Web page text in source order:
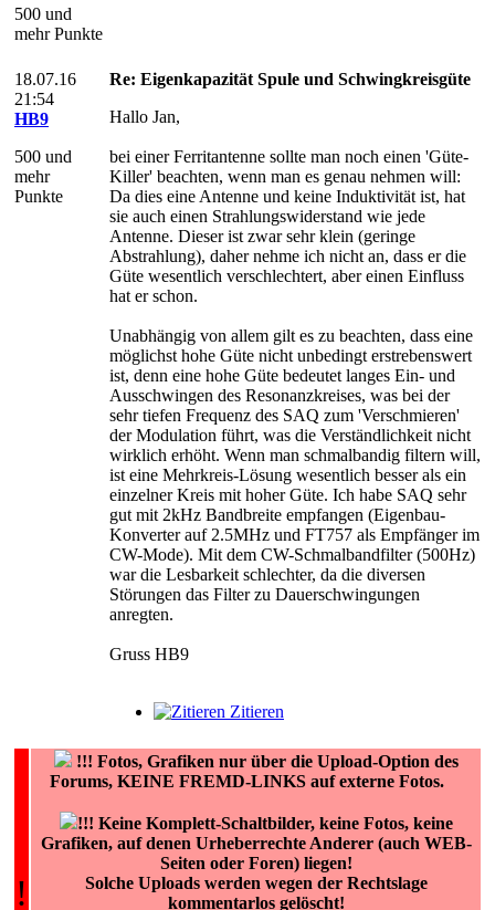
500 und
mehr Punkte
18.07.16
21:54
HB9
500 und
mehr
Punkte
Re: Eigenkapazität Spule und Schwingkreisgüte
Hallo Jan,
bei einer Ferritantenne sollte man noch einen 'Güte-
Killer' beachten, wenn man es genau nehmen will:
Da dies eine Antenne und keine Induktivität ist, hat
sie auch einen Strahlungswiderstand wie jede
Antenne. Dieser ist zwar sehr klein (geringe
Abstrahlung), daher nehme ich nicht an, dass er die
Güte wesentlich verschlechtert, aber einen Einfluss
hat er schon.
Unabhängig von allem gilt es zu beachten, dass eine
möglichst hohe Güte nicht unbedingt erstrebenswert
ist, denn eine hohe Güte bedeutet langes Ein- und
Ausschwingen des Resonanzkreises, was bei der
sehr tiefen Frequenz des SAQ zum 'Verschmieren'
der Modulation führt, was die Verständlichkeit nicht
wirklich erhöht. Wenn man schmalbandig filtern will,
ist eine Mehrkreis-Lösung wesentlich besser als ein
einzelner Kreis mit hoher Güte. Ich habe SAQ sehr
gut mit 2kHz Bandbreite empfangen (Eigenbau-
Konverter auf 2.5MHz und FT757 als Empfänger im
CW-Mode). Mit dem CW-Schmalbandfilter (500Hz)
war die Lesbarkeit schlechter, da die diversen
Störungen das Filter zu Dauerschwingungen
anregten.
Gruss HB9
Zitieren
!
!!! Fotos, Grafiken nur über die Upload-Option des
Forums, KEINE FREMD-LINKS auf externe Fotos.
!!! Keine Komplett-Schaltbilder, keine Fotos, keine
Grafiken, auf denen Urheberrechte Anderer (auch WEB-
Seiten oder Foren) liegen!
Solche Uploads werden wegen der Rechtslage
kommentarlos gelöscht!